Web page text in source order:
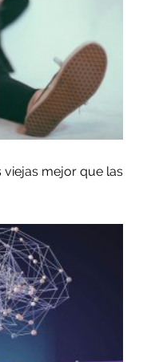
viejas mejor que las